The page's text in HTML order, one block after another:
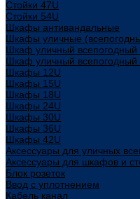
Стойки 47U
Стойки 54U
Шкафы антивандальные
Шкафы уличные
Шкаф уличный всепогодный
Шкаф уличный всепогодный
Шкафы 12U
Шкафы 15U
Шкафы 18U
Шкафы 24U
Шкафы 30U
Шкафы 36U
Шкафы 42U
Аксессуары для уличных
Аксессуары для шкафов и
Блок розеток
Ввод с уплотнением
Кабель канал